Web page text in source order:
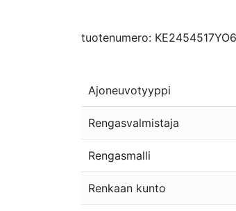
tuotenumero:
Ajoneuvotyyppi
Rengasvalmistaja
Rengasmalli
Renkaan kunto